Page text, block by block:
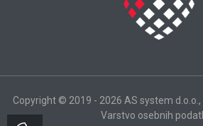
Copyright © 2019 - 2026 AS system
Varstvo osebnih